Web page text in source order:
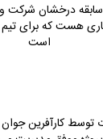
هست که برای
است